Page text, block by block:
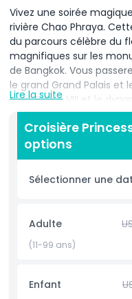
Vivez une soirée
rivière Chao Phraya.
du parcours célèbre du
magnifiques sur les
de Bangkok. Vous
le grand Grand Palais et
pont Rama VIII et le
font également partie
À l'embarquement, vous
rafraîchissement de
Bangkok la nuit.
Ensuite, vous
proposant une variété
mouvements élégants
Lire la suite
Croisière
options
Sélectionner une
Adulte
(11-99 ans)
Enfant